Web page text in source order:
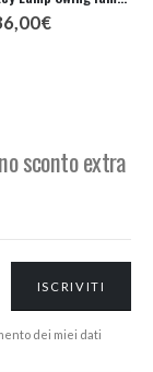
€Il
sconto extra
dei miei dati